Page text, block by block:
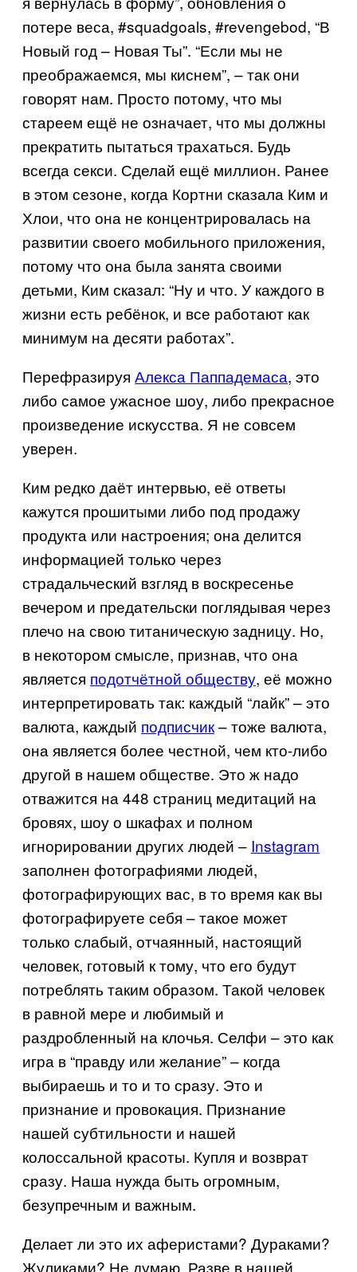
потере веса, #squadgoals, #revengebod, “В
Новый год – Новая Ты”. “Если мы не
преображаемся, мы киснем”, – так они
говорят нам. Просто потому, что мы
стареем ещё не означает, что мы должны
прекратить пытаться трахаться. Будь
всегда секси. Сделай ещё миллион. Ранее
в этом сезоне, когда Кортни сказала Ким и
Хлои, что она не концентрировалась на
развитии своего мобильного приложения,
потому что она была занята своими
детьми, Ким сказал: “Ну и что. У каждого в
жизни есть ребёнок, и все работают как
минимум на десяти работах”.
Перефразируя Алекса Паппадемаса, это
либо самое ужасное шоу, либо прекрасное
произведение искусства. Я не совсем
уверен.
Ким редко даёт интервью, её ответы
кажутся прошитыми либо под продажу
продукта или настроения; она делится
информацией только через
страдальческий взгляд в воскресенье
вечером и предательски поглядывая через
плечо на свою титаническую задницу. Но,
в некотором смысле, признав, что она
является подотчётной обществу, её можно
интерпретировать так: каждый “лайк” – это
валюта, каждый подписчик– тоже валюта,
она является более честной, чем кто-либо
другой в нашем обществе. Это ж надо
отважится на 448 страниц медитаций на
бровях, шоу о шкафах и полном
игнорировании других людей – Instagram
заполнен фотографиями людей,
фотографирующих вас, в то время как вы
фотографируете себя – такое может
только слабый, отчаянный, настоящий
человек, готовый к тому, что его будут
потреблять таким образом. Такой человек
в равной мере и любимый и
раздробленный на клочья. Селфи – это как
игра в “правду или желание” – когда
выбираешь и то и то сразу. Это и
признание и провокация. Признание
нашей субтильности и нашей
колоссальной красоты. Купля и возврат
сразу. Наша нужда быть огромным,
безупречным и важным.
Делает ли это их аферистами? Дураками?
Жуликами? Не думаю. Разве в нашей